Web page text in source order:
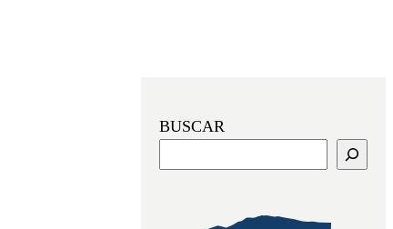
BUSCAR